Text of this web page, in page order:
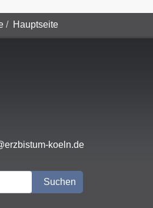
Hauptseite
koeln.de
Suchen